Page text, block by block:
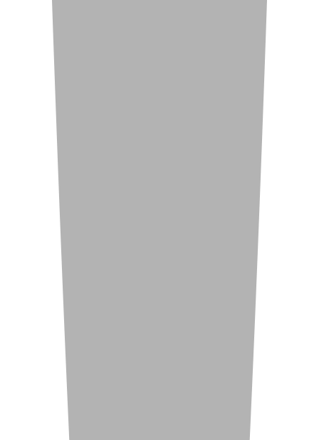
Наш подход к комфорту и
безопасности проживания:
Экологически чистый район
Закрытая территория